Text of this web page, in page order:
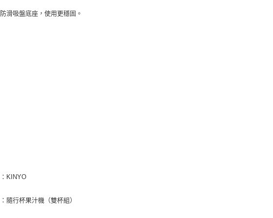
防滑吸盤底座，使用更穩固。
：KINYO
隨行杯果汁機（雙杯組）